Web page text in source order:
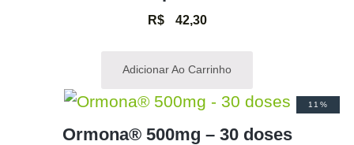
R$42,30
Adicionar Ao Carrinho
11%
Ormona® 500mg – 30 doses